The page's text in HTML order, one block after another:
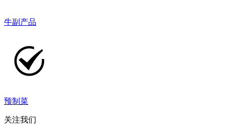
牛副产品
预制菜
关注我们